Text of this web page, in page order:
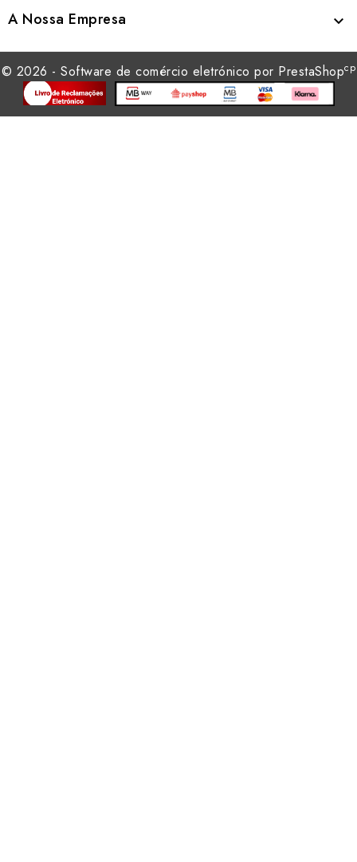
A Nossa Empresa 
© 2026 - Software de comércio eletrónico por PrestaShopcp